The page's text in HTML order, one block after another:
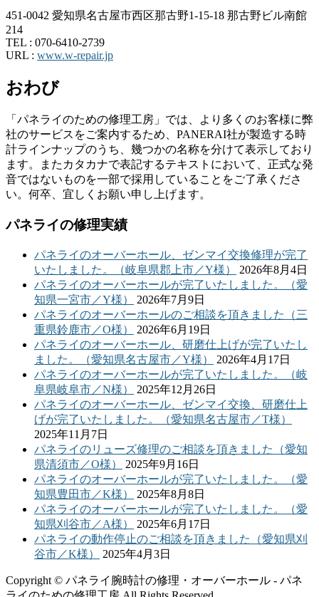
451-0042 愛知県名古屋市西区那古野1-15-18 那古野ビル南館
214
TEL : 070-6410-2739
URL : www.w-repair.jp
おわび
「パネライのための修理工房」では、より多くのお客様に弊
社のサービスをご案内するため、PANERAI社が製造する時
計ラインナップのうち、幾つかの名称を分けて表示しており
ます。またカタカナで表記するテキストにおいて、正式な発
音ではないものを一部で採用していることをご了承くださ
い。何卒、宜しくお願い申し上げます。
パネライの修理実績
パネライのオーバーホール、ゼンマイ交換修理が完了
いたしました。（岐阜県郡上市／Y様）
2026年8月4日
パネライのオーバーホールが完了いたしました。（愛
知県一宮市／Y様）
2026年7月9日
パネライのオーバーホールのご相談を頂きました（三
重県鈴鹿市／O様）
2026年6月19日
パネライのオーバーホール、研磨仕上げが完了いたし
ました。（愛知県名古屋市／Y様）
2026年4月17日
パネライのオーバーホールが完了いたしました。（岐
阜県岐阜市／N様）
2025年12月26日
パネライのオーバーホール、ゼンマイ交換、研磨仕上
げが完了いたしました。（愛知県名古屋市／T様）
2025年11月7日
パネライのリューズ修理のご相談を頂きました（愛知
県清須市／O様）
2025年9月16日
パネライのオーバーホールが完了いたしました。（愛
知県豊田市／K様）
2025年8月8日
パネライのオーバーホールが完了いたしました。（愛
知県刈谷市／A様）
2025年6月17日
パネライの動作停止のご相談を頂きました（愛知県刈
谷市／K様）
2025年4月3日
Copyright © パネライ腕時計の修理・オーバーホール - パネ